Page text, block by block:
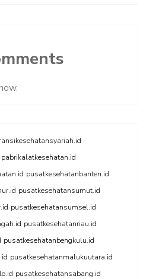
pabrikalatkesehatan.id
pusatkesehatanbanten.id
pusatkesehatansumut.id
pusatkesehatansumsel.id
pusatkesehatanriau.id
pusatkesehatanbengkulu.id
pusatkesehatanmalukuutara.id
pusatkesehatansabang.id